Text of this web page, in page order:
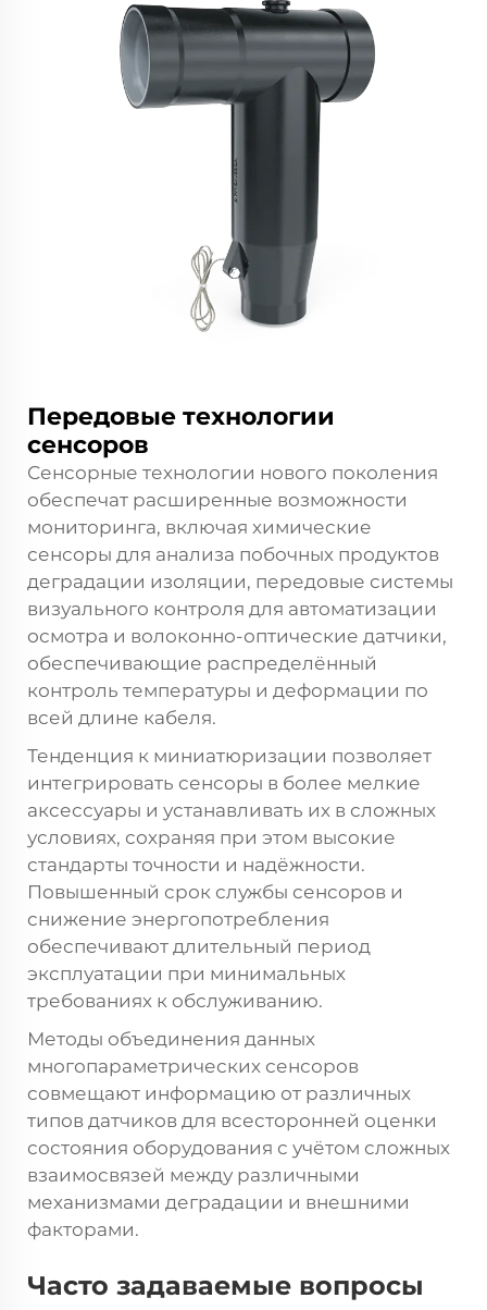
Передовые технологии
сенсоров
Сенсорные технологии нового поколения
обеспечат расширенные возможности
мониторинга, включая химические
сенсоры для анализа побочных продуктов
деградации изоляции, передовые системы
визуального контроля для автоматизации
осмотра и волоконно-оптические датчики,
обеспечивающие распределённый
контроль температуры и деформации по
всей длине кабеля.
Тенденция к миниатюризации позволяет
интегрировать сенсоры в более мелкие
аксессуары и устанавливать их в сложных
условиях, сохраняя при этом высокие
стандарты точности и надёжности.
Повышенный срок службы сенсоров и
снижение энергопотребления
обеспечивают длительный период
эксплуатации при минимальных
требованиях к обслуживанию.
Методы объединения данных
многопараметрических сенсоров
совмещают информацию от различных
типов датчиков для всесторонней оценки
состояния оборудования с учётом сложных
взаимосвязей между различными
механизмами деградации и внешними
факторами.
Часто задаваемые вопросы